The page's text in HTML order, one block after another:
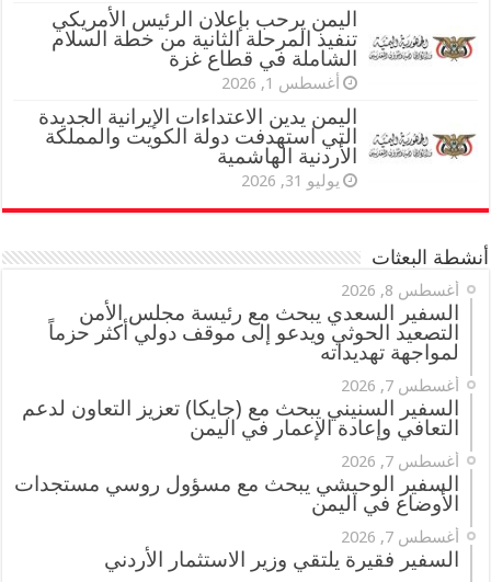
اليمن يرحب بإعلان الرئيس الأمريكي
تنفيذ المرحلة الثانية من خطة السلام
الشاملة في قطاع غزة
أغسطس 1, 2026
اليمن يدين الاعتداءات الإيرانية الجديدة
التي استهدفت دولة الكويت والمملكة
الأردنية الهاشمية
يوليو 31, 2026
أنشطة البعثات
أغسطس 8, 2026
السفير السعدي يبحث مع رئيسة مجلس الأمن
التصعيد الحوثي ويدعو إلى موقف دولي أكثر حزماً
لمواجهة تهديداته
أغسطس 7, 2026
السفير السنيني يبحث مع (جايكا) تعزيز التعاون لدعم
التعافي وإعادة الإعمار في اليمن
أغسطس 7, 2026
السفير الوحيشي يبحث مع مسؤول روسي مستجدات
الأوضاع في اليمن
أغسطس 7, 2026
السفير فقيرة يلتقي وزير الاستثمار الأردني